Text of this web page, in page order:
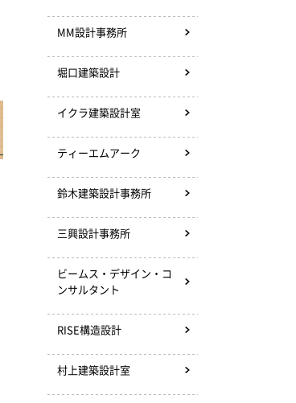
MM設計事務所
堀口建築設計
イクラ建築設計室
ティーエムアーク
鈴木建築設計事務所
三興設計事務所
ビームス・デザイン・コ
ンサルタント
RISE構造設計
村上建築設計室